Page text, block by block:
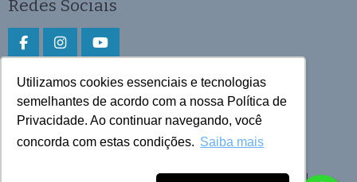
Utilizamos cookies essenciais e tecnologias
semelhantes de acordo com a nossa Política de
Privacidade. Ao continuar navegando, você
concorda com estas condições. Saiba mais
Redes Sociais
Faça download do aplicativo
Play Store e App Store
Todos os direitos reservados © 2026 Cruzeiro do Sul